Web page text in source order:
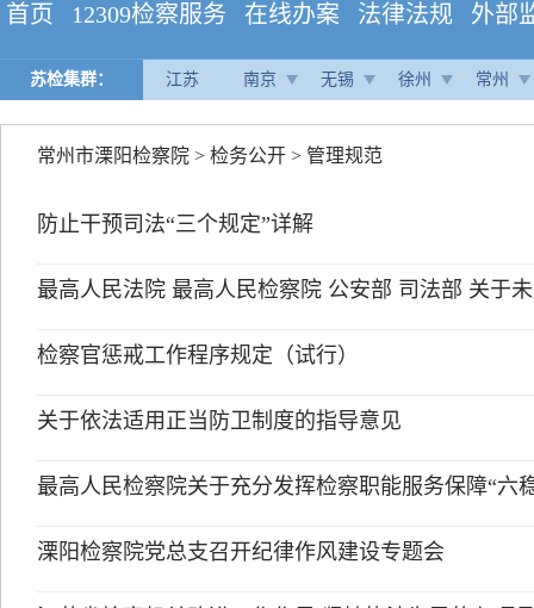
首页 12309检察服务 在线办案 法律法规 外部
苏检集群： 江苏 南京 无锡 徐州 常州
常州市溧阳检察院 > 检务公开 > 管理规范
防止干预司法“三个规定”详解
最高人民法院 最高人民检察院 公安部 司法部 关于
检察官惩戒工作程序规定（试行）
关于依法适用正当防卫制度的指导意见
最高人民检察院关于充分发挥检察职能服务保障“六
溧阳检察院党总支召开纪律作风建设专题会